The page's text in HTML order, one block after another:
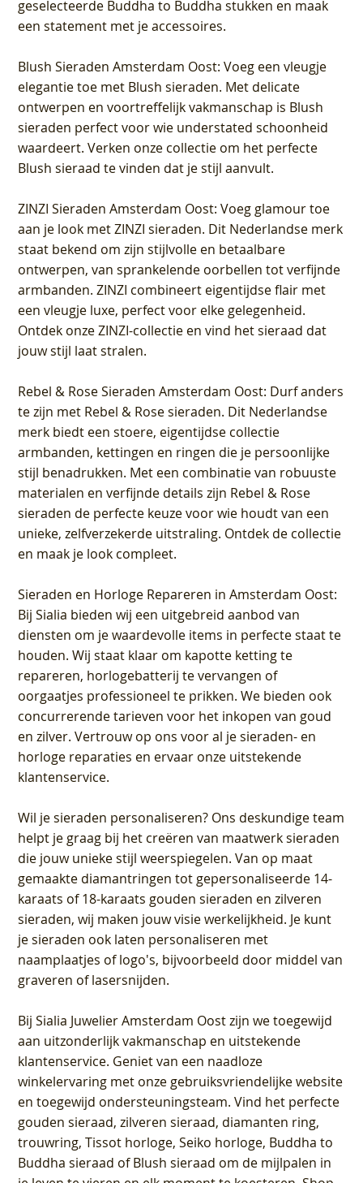
geselecteerde Buddha to Buddha stukken en maak
een statement met je accessoires.
Blush Sieraden Amsterdam Oost: Voeg een vleugje
elegantie toe met Blush sieraden. Met delicate
ontwerpen en voortreffelijk vakmanschap is Blush
sieraden perfect voor wie understated schoonheid
waardeert. Verken onze collectie om het perfecte
Blush sieraad te vinden dat je stijl aanvult.
ZINZI Sieraden Amsterdam Oost: Voeg glamour toe
aan je look met ZINZI sieraden. Dit Nederlandse merk
staat bekend om zijn stijlvolle en betaalbare
ontwerpen, van sprankelende oorbellen tot verfijnde
armbanden. ZINZI combineert eigentijdse flair met
een vleugje luxe, perfect voor elke gelegenheid.
Ontdek onze ZINZI-collectie en vind het sieraad dat
jouw stijl laat stralen.
Rebel & Rose Sieraden Amsterdam Oost: Durf anders
te zijn met Rebel & Rose sieraden. Dit Nederlandse
merk biedt een stoere, eigentijdse collectie
armbanden, kettingen en ringen die je persoonlijke
stijl benadrukken. Met een combinatie van robuuste
materialen en verfijnde details zijn Rebel & Rose
sieraden de perfecte keuze voor wie houdt van een
unieke, zelfverzekerde uitstraling. Ontdek de collectie
en maak je look compleet.
Sieraden en Horloge Repareren in Amsterdam Oost:
Bij Sialia bieden wij een uitgebreid aanbod van
diensten om je waardevolle items in perfecte staat te
houden. Wij staat klaar om kapotte ketting te
repareren, horlogebatterij te vervangen of
oorgaatjes professioneel te prikken. We bieden ook
concurrerende tarieven voor het inkopen van goud
en zilver. Vertrouw op ons voor al je sieraden- en
horloge reparaties en ervaar onze uitstekende
klantenservice.
Wil je sieraden personaliseren? Ons deskundige team
helpt je graag bij het creëren van maatwerk sieraden
die jouw unieke stijl weerspiegelen. Van op maat
gemaakte diamantringen tot gepersonaliseerde 14-
karaats of 18-karaats gouden sieraden en zilveren
sieraden, wij maken jouw visie werkelijkheid. Je kunt
je sieraden ook laten personaliseren met
naamplaatjes of logo's, bijvoorbeeld door middel van
graveren of lasersnijden.
BijSialia Juwelier Amsterdam Oostzijn we toegewijd
aan uitzonderlijk vakmanschap en uitstekende
klantenservice. Geniet van een naadloze
winkelervaring met onze gebruiksvriendelijke website
en toegewijd ondersteuningsteam. Vind het perfecte
gouden sieraad, zilveren sieraad, diamanten ring,
trouwring, Tissot horloge, Seiko horloge, Buddha to
Buddha sieraad of Blush sieraad om de mijlpalen in